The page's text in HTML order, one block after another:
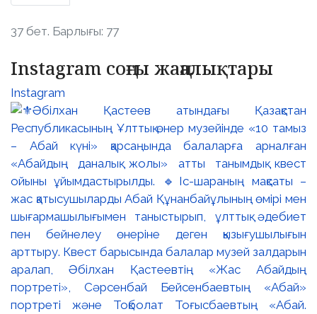
37 бет. Барлығы: 77
Instagram соңғы жаңалықтары
Instagram